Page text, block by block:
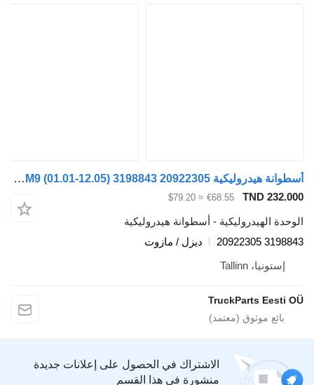
أسطوانة هيدروليكية Volvo FM9 (01.01-12.05) 3198843 20922305 لـ السيارات القاطرة Volvo FM7-FM12, FM, FMX (1998-2014)
TND
€68.55
≈ $79.20
الهيدروليكية - أسطوانة هيدروليكية
3198843
ديزل / مازوت
إستونيا، Tallinn
TruckParts
الاشتراك في الحصول على إعلانات جديدة
منشورة في هذا القسم